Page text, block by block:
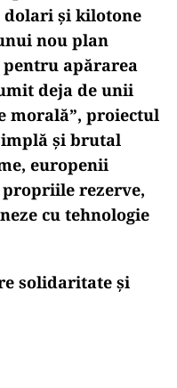
și kilotone
nou plan
pentru apărarea
deja de unii
morală”, proiectul
și brutal
europenii
propriile rezerve,
cu tehnologie
solidaritate și